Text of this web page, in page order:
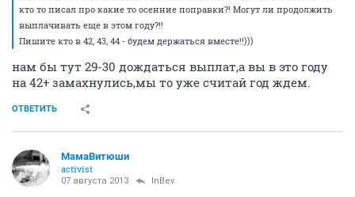
кто то писал про какие то осенние поправки?! Могут ли продолжить
выплачивать еще в этом году?!!
Пишите кто в 42, 43, 44 - будем держаться вместе!!)))
нам бы тут 29-30 дождаться выплат,а вы в это году
на 42+ замахнулись,мы то уже считай год ждем.
ОТВЕТИТЬ
МамаВитюши
activist
07 августа 2013 InBev